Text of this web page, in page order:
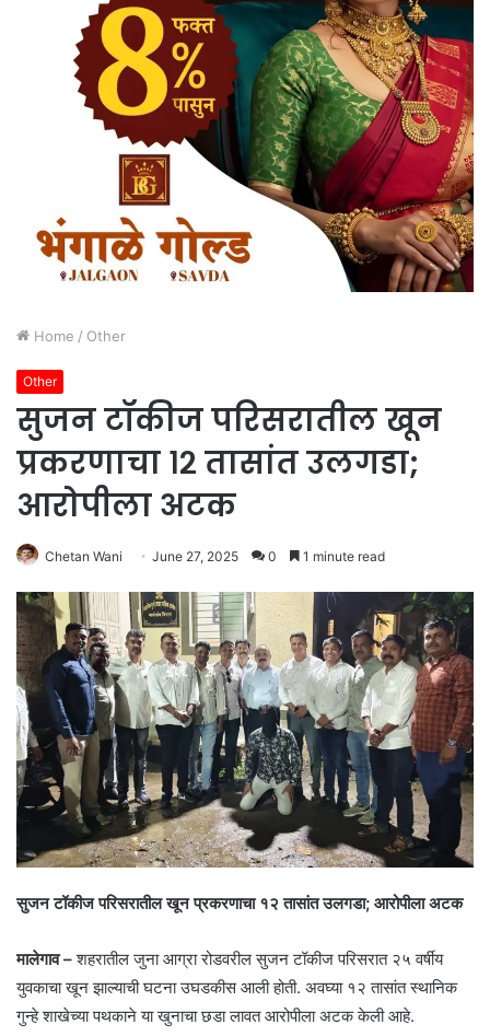
Home / Other
Other
सुजन टॉकीज परिसरातील खून
प्रकरणाचा १२ तासांत उलगडा;
आरोपीला अटक
Chetan Wani June 27, 2025 0 1 minute read
सुजन टॉकीज परिसरातील खून प्रकरणाचा १२ तासांत उलगडा; आरोपीला अटक
मालेगाव –शहरातील जुना आग्रा रोडवरील सुजन टॉकीज परिसरात २५ वर्षीय
युवकाचा खून झाल्याची घटना उघडकीस आली होती. अवघ्या १२ तासांत स्थानिक
गुन्हे शाखेच्या पथकाने या खुनाचा छडा लावत आरोपीला अटक केली आहे.